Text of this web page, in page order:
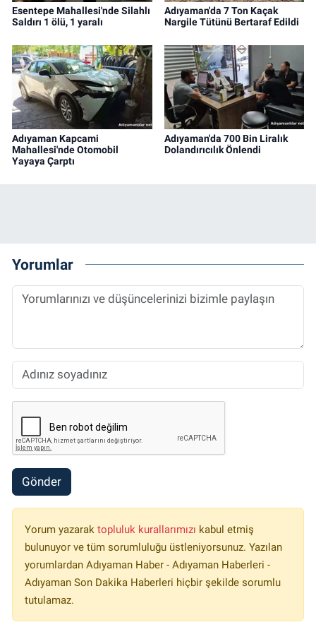
Esentepe Mahallesi'nde Silahlı
Saldırı 1 ölü, 1 yaralı
Adıyaman'da 7 Ton Kaçak
Nargile Tütünü Bertaraf Edildi
Adıyaman Kapcami
Mahallesi'nde Otomobil
Yayaya Çarptı
Adıyaman'da 700 Bin Liralık
Dolandırıcılık Önlendi
Yorumlar
Gönder
Yorum yazarak topluluk kurallarımızı kabul etmiş
bulunuyor ve tüm sorumluluğu üstleniyorsunuz. Yazılan
yorumlardan Adıyaman Haber - Adıyaman Haberleri -
Adıyaman Son Dakika Haberleri hiçbir şekilde sorumlu
tutulamaz.